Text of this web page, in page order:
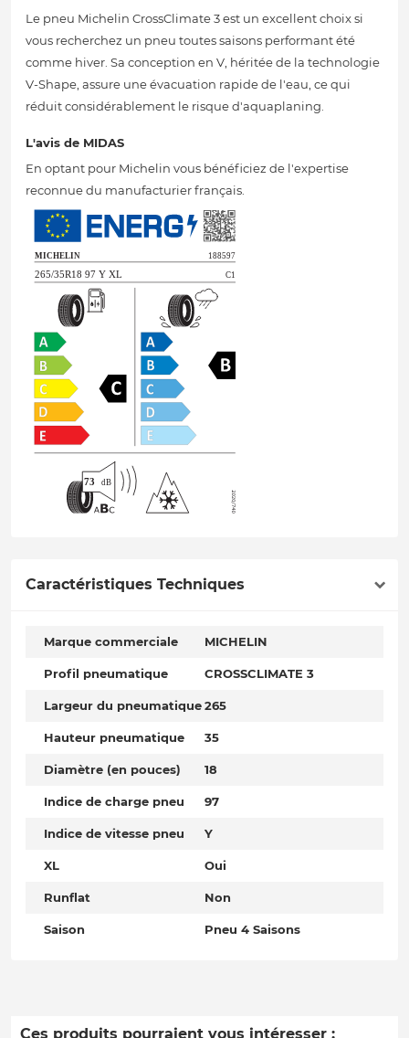
Le pneu Michelin CrossClimate 3 est un excellent choix si
vous recherchez un pneu toutes saisons performant été
comme hiver. Sa conception en V, héritée de la technologie
V-Shape, assure une évacuation rapide de l'eau, ce qui
réduit considérablement le risque d'aquaplaning.
L'avis de MIDAS
En optant pour Michelin vous bénéficiez de l'expertise
reconnue du manufacturier français.
Caractéristiques Techniques
Marque commerciale MICHELIN
Profil pneumatique CROSSCLIMATE 3
Largeur du pneumatique265
Hauteur pneumatique 35
Diamètre (en pouces) 18
Indice de charge pneu 97
Indice de vitesse pneu Y
XL Oui
Runflat Non
Saison Pneu 4 Saisons
Ces produits pourraient vous intéresser :